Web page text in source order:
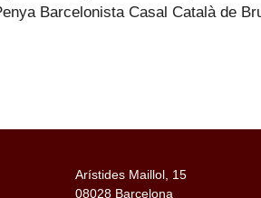
Barcelonista Casal Català de
Arístides Maillol, 15
08028 Barcelona